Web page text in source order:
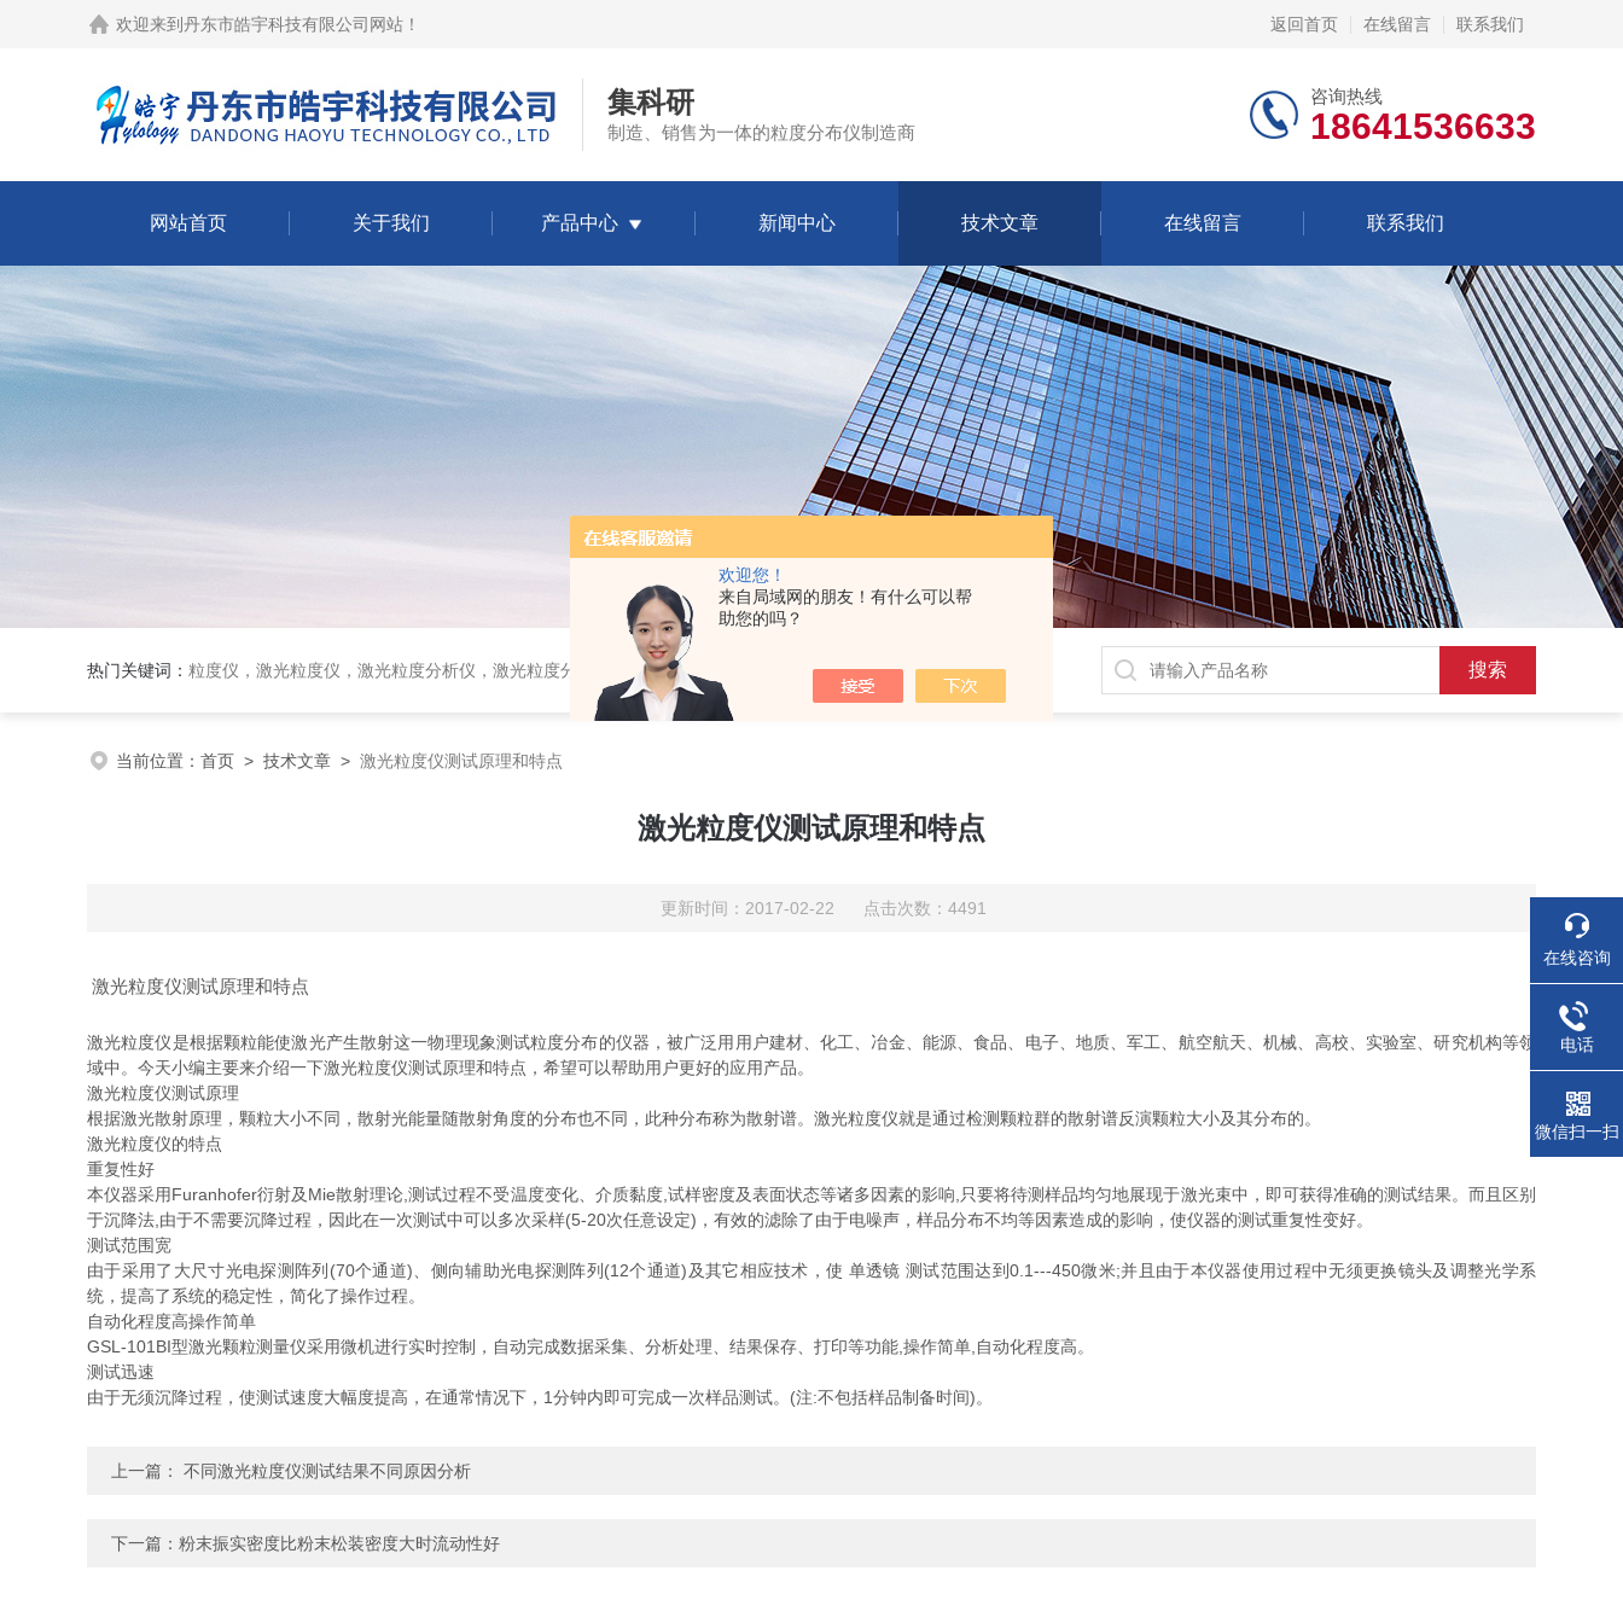
欢迎您！
来自局域网的朋友！有什么可以帮
助您的吗？
欢迎来到 丹东市皓宇科技有限公司网站 ！ 返回首页 在线留言 联系我们
集科研
制造、销售为一体的粒度分布仪制造商
咨询热线
18641536633
网站首页 关于我们 产品中心 新闻中心 技术文章 在线留言 联系我们
热门关键词： 粒度仪，激光粒度仪，激光粒度分析仪，激光粒度分布仪；全自动激光粒度分布仪，粉体综合特性测试仪，振实密度仪，霍尔流速计，自然堆积密度计，斯柯特容量计；
当前位置： 首页 > 技术文章 > 激光粒度仪测试原理和特点
激光粒度仪测试原理和特点
更新时间：2017-02-22 点击次数：4491
激光粒度仪测试原理和特点
激光粒度仪是根据颗粒能使激光产生散射这一物理现象测试粒度分布的仪器，被广泛用用户建材、化工、冶金、能源、食品、电子、地质、军工、航空航天、机械、高校、实验室、研究机构等领
域中。今天小编主要来介绍一下激光粒度仪测试原理和特点，希望可以帮助用户更好的应用产品。
激光粒度仪测试原理
根据激光散射原理，颗粒大小不同，散射光能量随散射角度的分布也不同，此种分布称为散射谱。激光粒度仪就是通过检测颗粒群的散射谱反演颗粒大小及其分布的。
激光粒度仪的特点
重复性好
本仪器采用Furanhofer衍射及Mie散射理论,测试过程不受温度变化、介质黏度,试样密度及表面状态等诸多因素的影响,只要将待测样品均匀地展现于激光束中，即可获得准确的测试结果。而且区别
于沉降法,由于不需要沉降过程，因此在一次测试中可以多次采样(5-20次任意设定)，有效的滤除了由于电噪声，样品分布不均等因素造成的影响，使仪器的测试重复性变好。
测试范围宽
由于采用了大尺寸光电探测阵列(70个通道)、侧向辅助光电探测阵列(12个通道)及其它相应技术，使 单透镜 测试范围达到0.1---450微米;并且由于本仪器使用过程中无须更换镜头及调整光学系
统，提高了系统的稳定性，简化了操作过程。
自动化程度高操作简单
GSL-101BI型激光颗粒测量仪采用微机进行实时控制，自动完成数据采集、分析处理、结果保存、打印等功能,操作简单,自动化程度高。
测试迅速
由于无须沉降过程，使测试速度大幅度提高，在通常情况下，1分钟内即可完成一次样品测试。(注:不包括样品制备时间)。
上一篇： 不同激光粒度仪测试结果不同原因分析
下一篇： 粉末振实密度比粉末松装密度大时流动性好
在线咨询
电话
微信扫一扫